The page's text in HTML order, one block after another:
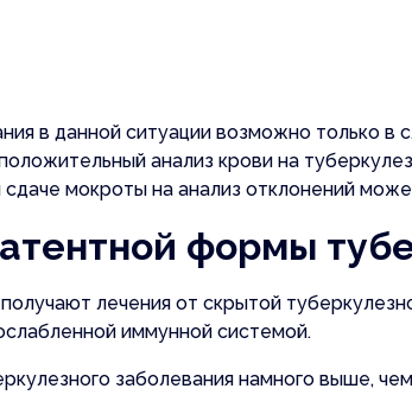
в данной ситуации возможно только
анализ крови на
мокроты на анализ отклонений
формы
лечения от скрытой
иммунной системой.
заболевания намного выше,